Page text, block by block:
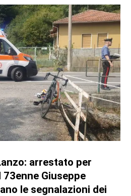
arrestato per
Giuseppe
le segnalazioni dei